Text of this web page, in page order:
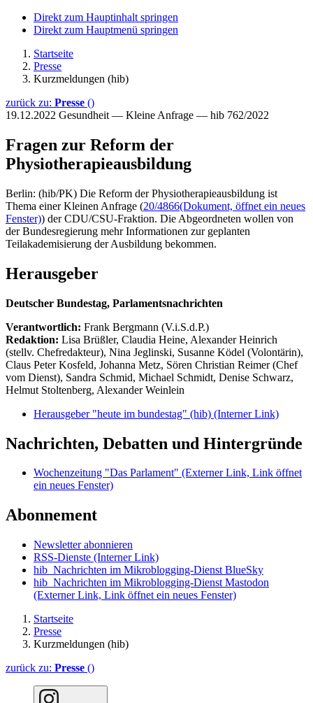
Direkt zum Hauptinhalt springen
Direkt zum Hauptmenü springen
Startseite
Presse
Kurzmeldungen (hib)
zurück zu: Presse ()
19.12.2022 Gesundheit — Kleine Anfrage — hib 762/2022
Fragen zur Reform der
Physiotherapieausbildung
Berlin: (hib/PK) Die Reform der Physiotherapieausbildung ist
Thema einer Kleinen Anfrage (20/4866(Dokument, öffnet ein neues
Fenster)) der CDU/CSU-Fraktion. Die Abgeordneten wollen von
der Bundesregierung mehr Informationen zur geplanten
Teilakademisierung der Ausbildung bekommen.
Herausgeber
Deutscher Bundestag, Parlamentsnachrichten
Verantwortlich: Frank Bergmann (V.i.S.d.P.)
Redaktion: Lisa Brüßler, Claudia Heine, Alexander Heinrich
(stellv. Chefredakteur), Nina Jeglinski, Susanne Ködel (Volontärin),
Claus Peter Kosfeld, Johanna Metz, Sören Christian Reimer (Chef
vom Dienst), Sandra Schmid, Michael Schmidt, Denise Schwarz,
Helmut Stoltenberg, Alexander Weinlein
Herausgeber "heute im bundestag" (hib) (Interner Link)
Nachrichten, Debatten und Hintergründe
Wochenzeitung "Das Parlament" (Externer Link, Link öffnet
ein neues Fenster)
Abonnement
Newsletter abonnieren
RSS-Dienste (Interner Link)
hib_Nachrichten im Mikroblogging-Dienst BlueSky
hib_Nachrichten im Mikroblogging-Dienst Mastodon
(Externer Link, Link öffnet ein neues Fenster)
Startseite
Presse
Kurzmeldungen (hib)
zurück zu: Presse ()